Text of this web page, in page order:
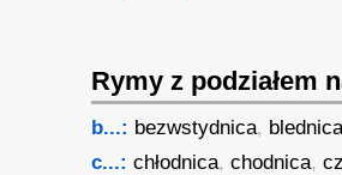
Rymy z podziałem
b...: bezwstydnica,
c...: chłodnica,chodnica,